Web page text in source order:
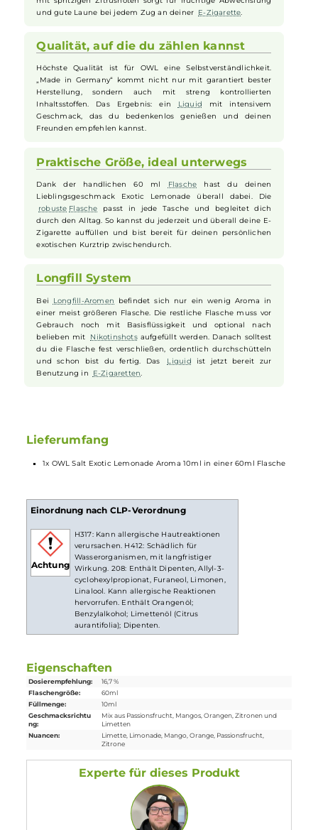
auf eine aromatische Geschmacksreise an exotische Orte einlädt.
Fruchtig & Frisch für jeden Tag
OWLSaltExotic Lemonade punktet mit einem angenehmen
und fruchtigen Geschmack, der den Alltag erfrischt. Ob
zuhause, bei der Arbeit oder unterwegs mit Freunden – diese
exotische Mischung aus Mango , Orangeund Passionsfrucht
mit spritzigen Zitrusnoten sorgt für fruchtige Abwechslung
und gute Laune bei jedem Zug an deiner
Qualität, auf die du zählen kannst
Höchste Qualität ist für OWL eine Selbstverständlichkeit.
„Made in Germany“ kommt nicht nur mit garantiert bester
Herstellung, sondern auch mit streng kontrollierten
Inhaltsstoffen. Das Ergebnis: einLiquidmit intensivem
Geschmack, das du bedenkenlos genießen und deinen
Praktische Größe, ideal unterwegs
Dank der handlichen 60 ml Flaschehast du deinen
Lieblingsgeschmack Exotic Lemonade überall dabei. Die
robuste Flaschepasst in jede Tasche und begleitet dich
durch den Alltag. So kannst du jederzeit und überall deine E-
Zigarette auffüllen und bist bereit für deinen persönlichen
einer meist größeren Flasche. Die restliche Flasche muss vor
du die Flasche fest verschließen, ordentlich durchschütteln
Benutzung in E-Zigaretten.
Lieferumfang
1x OWL Salt Exotic Lemonade Aroma 10ml in einer 60ml Flasche
Einordnung nach CLP-Verordnung
H317: Kann allergische Hautreaktionen
verursachen. H412: Schädlich für
Wasserorganismen, mit langfristiger
Linalool. Kann allergische Reaktionen
hervorrufen. Enthält Orangenöl;
Benzylalkohol; Limettenöl (Citrus
aurantifolia); Dipenten.